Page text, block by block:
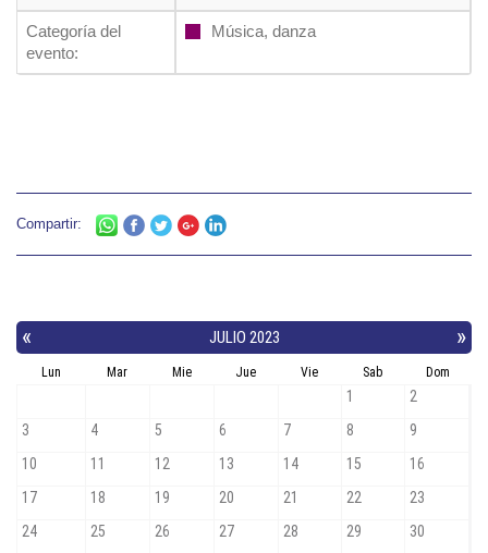
Categoría del
evento:
Música, danza
Compartir: